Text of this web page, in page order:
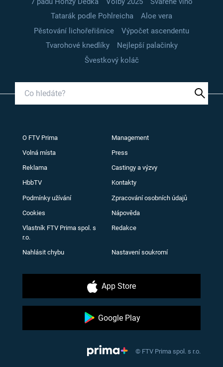
Tatarák podle Pohlreicha
Aloe vera
Pěstování lichořeřišnice
Výpočet ascendentu
Tvarohové knedlíky
Nejlepší palačinky
Švestkový koláč
O FTV Prima Management
Volná místa Press
Reklama Castingy a výzvy
HbbTV Kontakty
Podmínky užívání Zpracování osobních údajů
Cookies Nápověda
Vlastník FTV Prima spol. s
r.o.
Redakce
Nahlásit chybu Nastavení soukromí
App Store
Google Play
© FTV Prima spol. s r.o.